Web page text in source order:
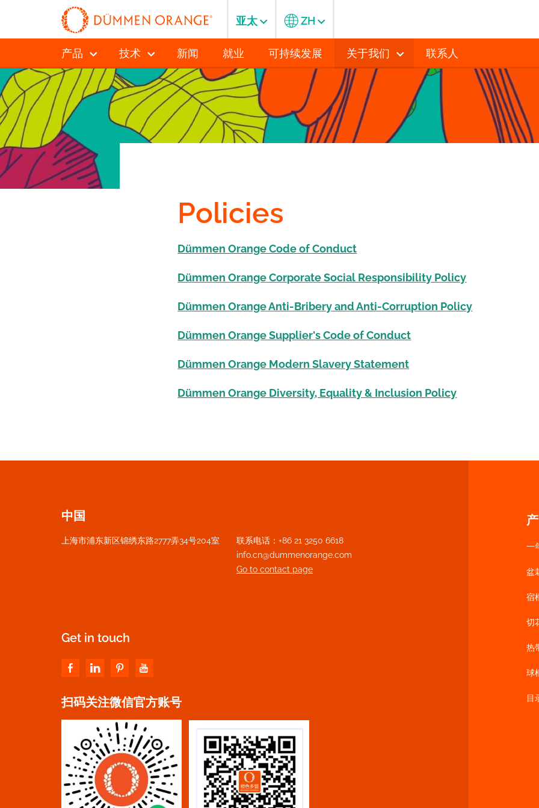
产品 技术 新闻 就业 可持续发展 关于我们 联系人
亚太 ZH
Policies
Dümmen Orange Code of Conduct
Dümmen Orange Corporate Social Responsibility Policy
Dümmen Orange Anti-Bribery and Anti-Corruption Policy
Dümmen Orange Supplier's Code of Conduct
Dümmen Orange Modern Slavery Statement
Dümmen Orange Diversity, Equality & Inclusion Policy
一
盆
宿
切
热
球
目
中国
上海市浦东新区锦绣东路2777弄34号204室
联系电话：+86 21 3250 6618
info.cn@dummenorange.com
Go to contact page
Get in touch
扫码关注微信官方账号